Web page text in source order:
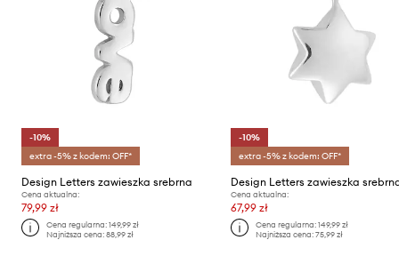
-10%
extra -5% z kodem: OFF*
Design Letters zawieszka srebrna
Cena aktualna:
79,99 zł
Cena regularna:149,99 zł
Najniższa cena:88,99 zł
-10%
extra -5% z kodem: OFF*
Design Letters zawieszka
Cena aktualna:
67,99 zł
Cena regularna: 149,99 zł
Najniższa cena: 75,99 zł